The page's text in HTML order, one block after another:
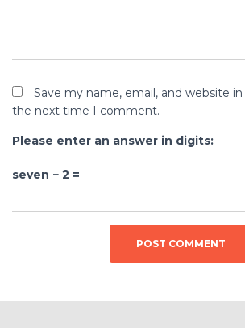
Save my name, email, and website
the next time I comment.
Please enter an answer in digits:
seven − 2 =